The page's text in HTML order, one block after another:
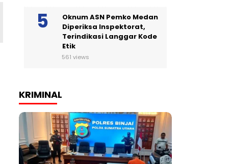
Oknum ASN Pemko Medan
Diperiksa Inspektorat,
Terindikasi Langgar Kode
Etik
561 views
KRIMINAL